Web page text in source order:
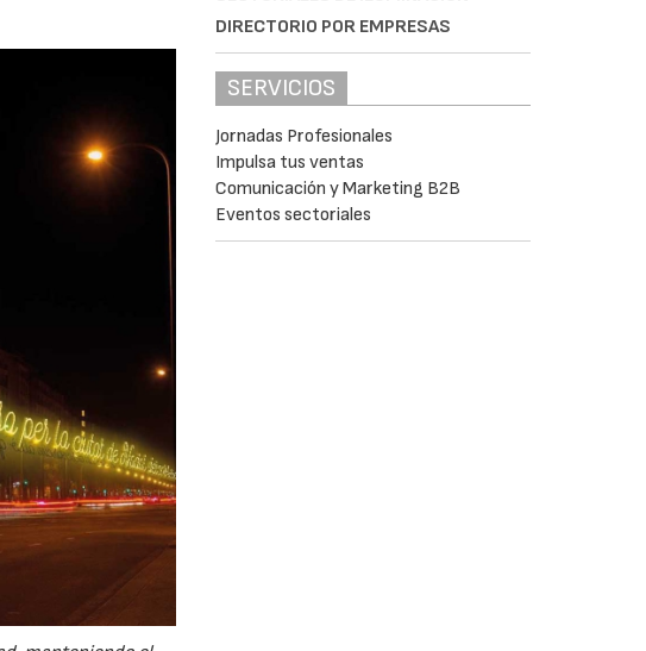
DIRECTORIO POR EMPRESAS
SERVICIOS
Jornadas Profesionales
Impulsa tus ventas
Comunicación y Marketing B2B
Eventos sectoriales